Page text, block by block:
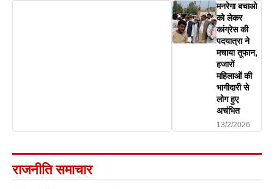
मनरेगा बचाओ
को लेकर
कांग्रेस की
पदयात्रा ने
मचाया तूफान,
हजारों
महिलाओं की
भागीदारी से
लोग हुए
अचंभित
13/2/2026
राजनीति समाचार